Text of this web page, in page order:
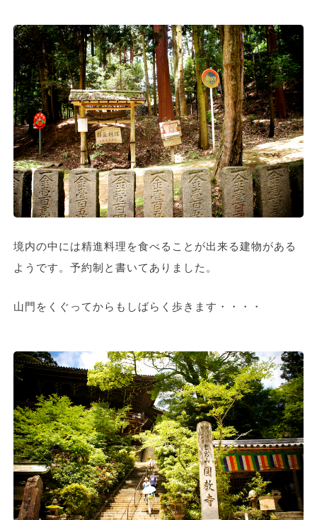
境内の中には精進料理を食べることが出来る建物がある
ようです。予約制と書いてありました。
山門をくぐってからもしばらく歩きます・・・・